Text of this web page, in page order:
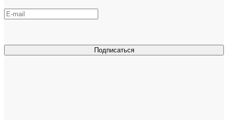
Подписаться